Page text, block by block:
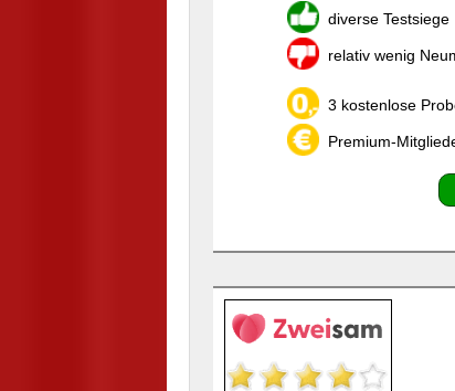
diverse Testsiege
relativ wenig
3 kostenlose
Premium-